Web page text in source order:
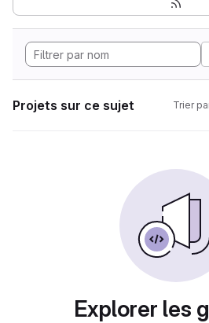
Projets sur ce sujet Trier
Explorer les